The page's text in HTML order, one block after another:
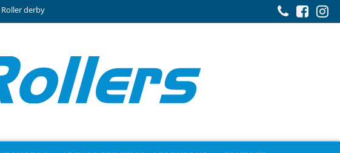
Roller derby